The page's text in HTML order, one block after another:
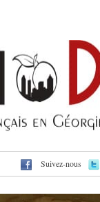
Suivez-nous